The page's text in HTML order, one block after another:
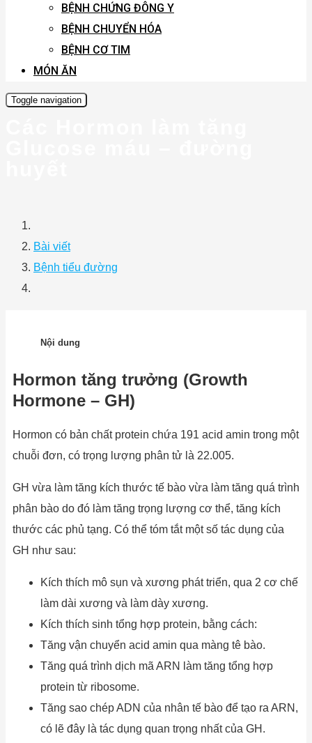
BỆNH CHỨNG ĐÔNG Y
BỆNH CHUYỂN HÓA
BỆNH CƠ TIM
MÓN ĂN
Toggle navigation
Bài viết
Bệnh tiểu đường
Nội dung
Hormon tăng trưởng (Growth
Hormone – GH)
Hormon có bản chất protein chứa 191 acid amin trong một
chuỗi đơn, có trọng lượng phân tử là 22.005.
GH vừa làm tăng kích thước tế bào vừa làm tăng quá trình
phân bào do đó làm tăng trọng lượng cơ thể, tăng kích
thước các phủ tạng. Có thể tóm tắt một số tác dụng của
GH như sau:
Kích thích mô sụn và xương phát triển, qua 2 cơ chế
làm dài xương và làm dày xương.
Kích thích sinh tổng hợp protein, bằng cách:
Tăng vận chuyển acid amin qua màng tê bào.
Tăng quá trình dịch mã ARN làm tăng tổng hợp
protein từ ribosome.
Tăng sao chép ADN của nhân tế bào để tạo ra ARN,
có lẽ đây là tác dụng quan trọng nhất của GH.